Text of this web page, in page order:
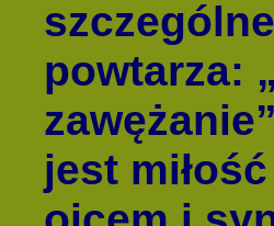
powtarza:
jest